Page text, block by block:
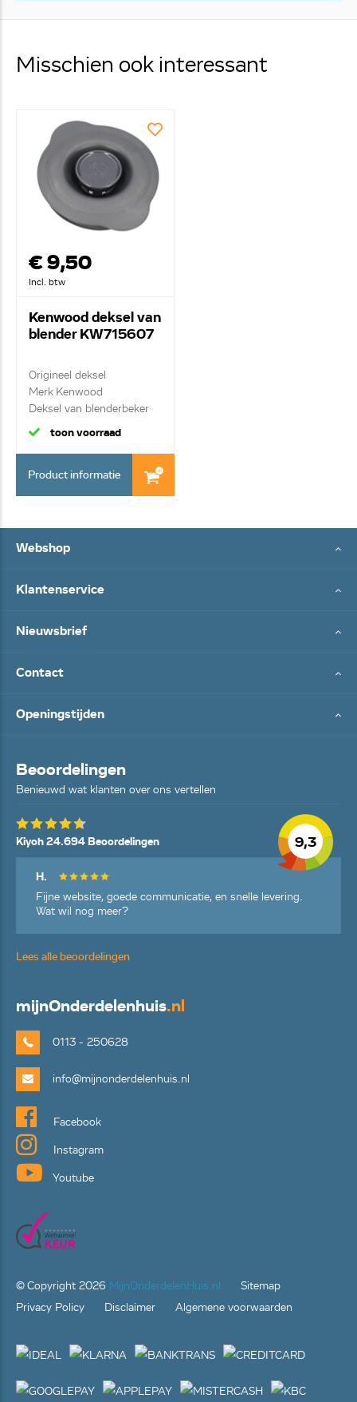
Misschien ook interessant
€ 9,50
Incl. btw
Kenwood deksel van
blender KW715607
Origineel deksel
Merk Kenwood
Deksel van blenderbeker
toon voorraad
Product informatie
Webshop
Klantenservice
Nieuwsbrief
Contact
Openingstijden
Beoordelingen
Benieuwd wat klanten over ons vertellen
9,3
Kiyoh 24.694 Beoordelingen
H.
Fijne website, goede communicatie, en snelle levering.
Wat wil nog meer?
Lees alle beoordelingen
mijnOnderdelenhuis.nl
0113 - 250628
info@mijnonderdelenhuis.nl
Facebook
Instagram
Youtube
© Copyright 2026 MijnOnderdelenHuis.nl
Sitemap
Privacy Policy
Disclaimer Algemene voorwaarden